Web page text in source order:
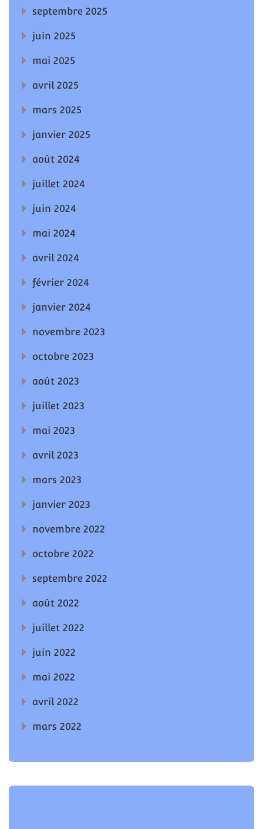
septembre 2025
juin 2025
mai 2025
avril 2025
mars 2025
janvier 2025
août 2024
juillet 2024
juin 2024
mai 2024
avril 2024
février 2024
janvier 2024
novembre 2023
octobre 2023
août 2023
juillet 2023
mai 2023
avril 2023
mars 2023
janvier 2023
novembre 2022
octobre 2022
septembre 2022
août 2022
juillet 2022
juin 2022
mai 2022
avril 2022
mars 2022